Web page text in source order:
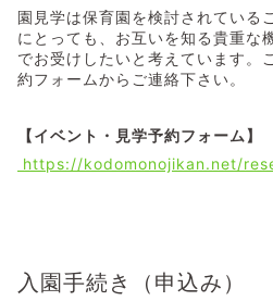
園見学は保育園を検討されている
にとっても、お互いを知る貴重な
でお受けしたいと考えています。
約フォームからご連絡下さい。
【イベント・見学予約フォーム】
https://kodomonojikan.net/
入園手続き（申込み）